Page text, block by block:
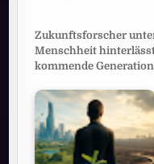
Zukunftsforscher
Menschheit
kommende